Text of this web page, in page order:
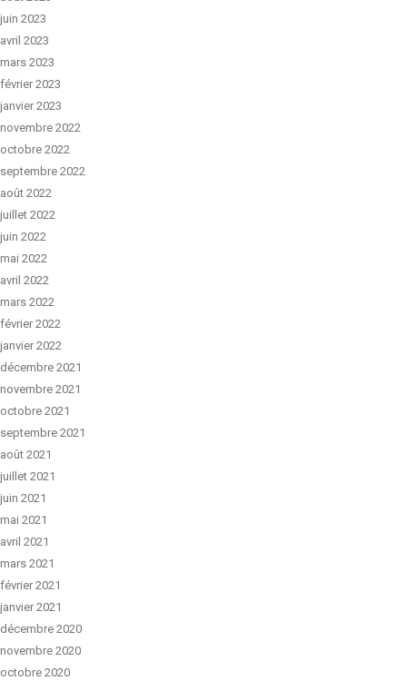
juin 2023
avril 2023
mars 2023
février 2023
janvier 2023
novembre 2022
octobre 2022
septembre 2022
août 2022
juillet 2022
juin 2022
mai 2022
avril 2022
mars 2022
février 2022
janvier 2022
décembre 2021
novembre 2021
octobre 2021
septembre 2021
août 2021
juillet 2021
juin 2021
mai 2021
avril 2021
mars 2021
février 2021
janvier 2021
décembre 2020
novembre 2020
octobre 2020